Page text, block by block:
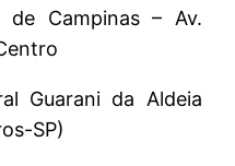
de Campinas – Av.
Guarani da Aldeia
SP)